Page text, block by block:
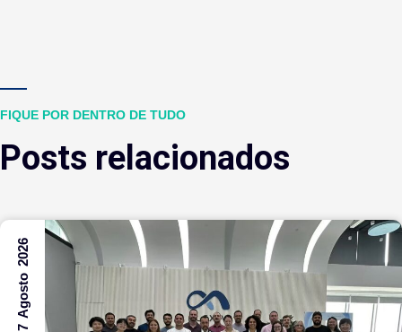
FIQUE POR DENTRO DE TUDO
Posts relacionados
7 Agosto 2026